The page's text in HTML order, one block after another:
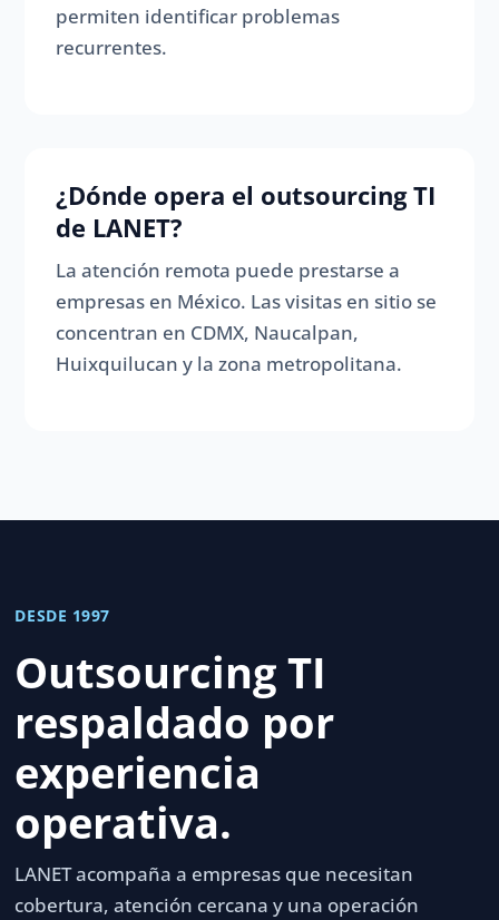
permiten identificar problemas
recurrentes.
¿Dónde opera el outsourcing TI
de LANET?
La atención remota puede prestarse a
empresas en México. Las visitas en sitio se
concentran en CDMX, Naucalpan,
Huixquilucan y la zona metropolitana.
DESDE 1997
Outsourcing TI
respaldado por
experiencia
operativa.
LANET acompaña a empresas que necesitan
cobertura, atención cercana y una operación